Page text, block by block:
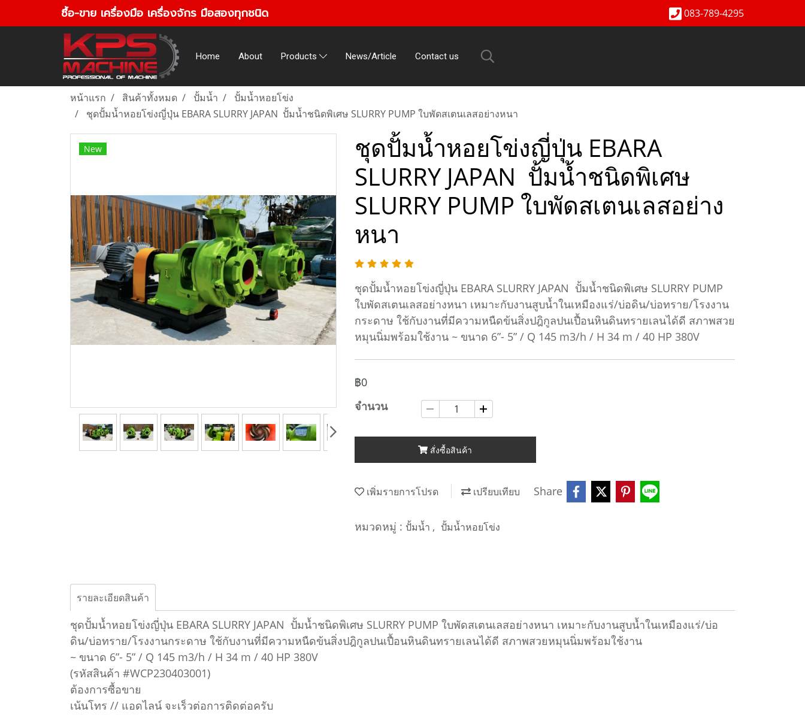
ซื้อ-ขาย เครื่องมือ เครื่องจักร มือสองทุกชนิด 083-789-4295
Home About Products News/Article Contact us
หน้าแรก สินค้าทั้งหมด ปั้มน้ำ
ปั้มน้ำหอยโข่ง
ชุดปั้มน้ำหอยโข่งญี่ปุ่น EBARA SLURRY JAPAN ปั้มน้ำชนิดพิเศษ SLURRY PUMP ใบพัดสเตนเลสอย่างหนา
New
ชุดปั้มน้ำหอยโข่งญี่ปุ่น EBARA
SLURRY JAPAN ปั้มน้ำชนิดพิเศษ
SLURRY PUMP ใบพัดสเตนเลสอย่าง
หนา
ชุดปั้มน้ำหอยโข่งญี่ปุ่น EBARA SLURRY JAPAN ปั้มน้ำชนิดพิเศษ SLURRY PUMP
ใบพัดสเตนเลสอย่างหนา เหมาะกับงานสูบน้ำในเหมืองแร่/บ่อดิน/บ่อทราย/โรงงาน
กระดาษ ใช้กับงานที่มีความหนืดข้นสิ่งปฎิกูลปนเปื้อนหินดินทรายเลนได้ดี สภาพสวย
หมุนนิ่มพร้อมใช้งาน ~ ขนาด 6”- 5” / Q 145 m3/h / H 34 m / 40 HP 380V
฿0
จำนวน
สั่งซื้อสินค้า
เพิ่มรายการโปรด เปรียบเทียบ Share
หมวดหมู่ : ปั้มน้ำ , ปั้มน้ำหอยโข่ง
รายละเอียดสินค้า
ชุดปั้มน้ำหอยโข่งญี่ปุ่น EBARA SLURRY JAPAN ปั้มน้ำชนิดพิเศษ SLURRY PUMP ใบพัดสเตนเลสอย่างหนา เหมาะกับงานสูบน้ำในเหมืองแร่/บ่อ
ดิน/บ่อทราย/โรงงานกระดาษ ใช้กับงานที่มีความหนืดข้นสิ่งปฎิกูลปนเปื้อนหินดินทรายเลนได้ดี สภาพสวยหมุนนิ่มพร้อมใช้งาน
~ ขนาด 6”- 5” / Q 145 m3/h / H 34 m / 40 HP 380V
(รหัสสินค้า #WCP230403001)
ต้องการซื้อขาย
เน้นโทร // แอดไลน์ จะเร็วต่อการติดต่อครับ